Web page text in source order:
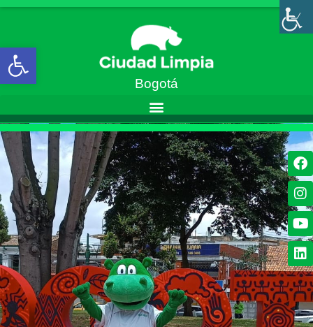
Abrir barra de herramientas
Bogotá